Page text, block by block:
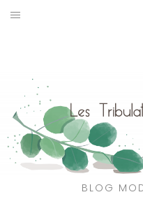
Aller
BLOG
CATÉGORIES
VOYAGE
MON DRESSING